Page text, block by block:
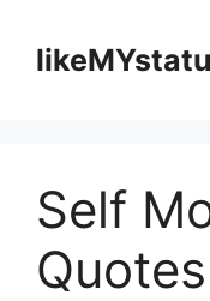
content
Self